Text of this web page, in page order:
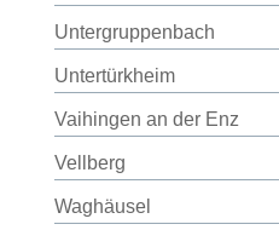
Untergruppenbach
Untertürkheim
Vaihingen an der Enz
Vellberg
Waghäusel